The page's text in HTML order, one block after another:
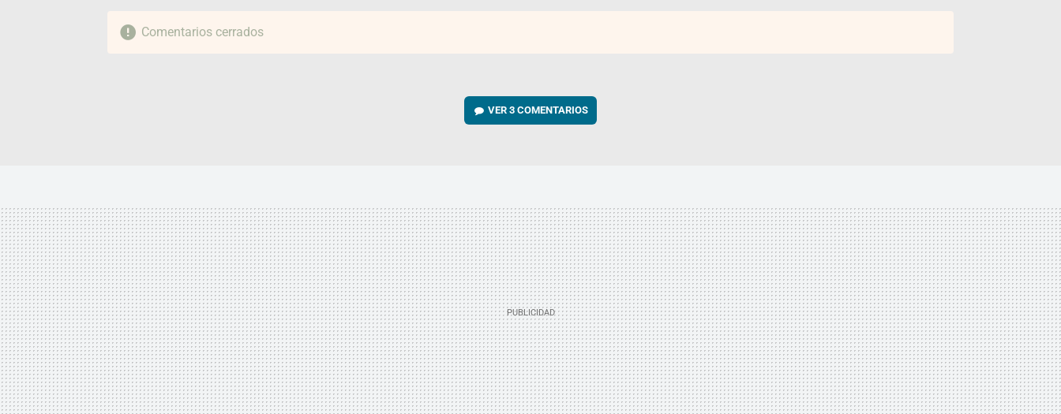
Comentarios cerrados
VER3 COMENTARIOS